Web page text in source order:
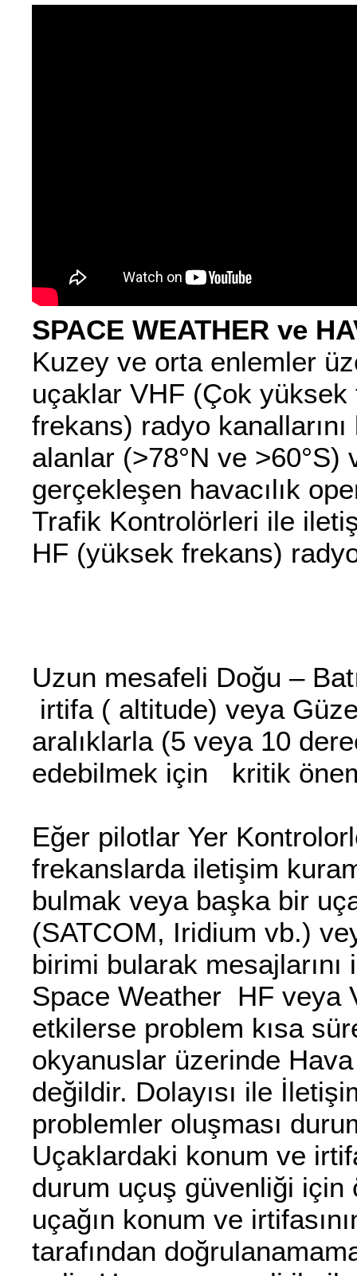
SPACE WEATHER ve
Kuzey ve orta enlemler
uçaklar VHF (Çok
frekans) radyo
alanlar (>78°N ve
gerçekleşen havacılık
Trafik Kontrolörleri ile
HF (yüksek frekans)
Uzun mesafeli Doğu –
irtifa ( altitude) veya
aralıklarla (5 veya 10
edebilmek için kritik
Eğer pilotlar Yer
frekanslarda iletişim
bulmak veya başka bir
(SATCOM, Iridium vb.)
birimi bularak
Space Weather HF veya
etkilerse problem kısa
okyanuslar üzerinde
değildir. Dolayısı ile
problemler oluşması
Uçaklardaki konum ve
durum uçuş güvenliği için
uçağın konum ve
tarafından